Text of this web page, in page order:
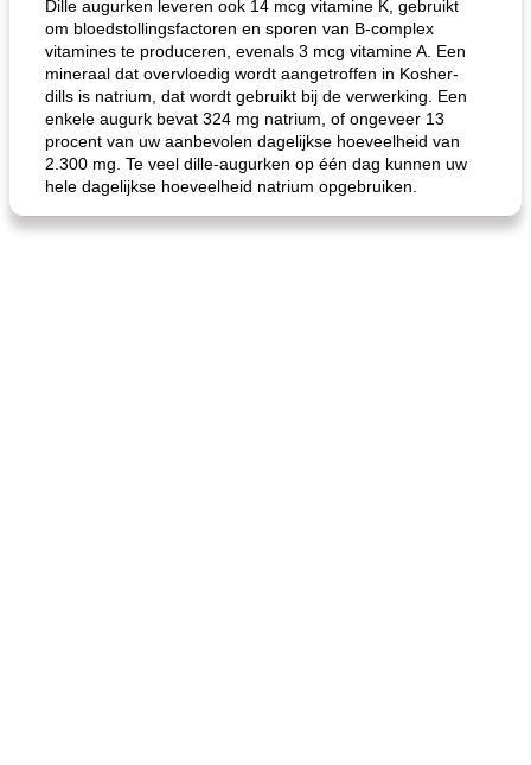
gemakkelijke rijst en hamburger een gerecht diner
Dille augurken leveren ook 14 mcg vitamine K, gebruikt
om bloedstollingsfactoren en sporen van B-complex
vitamines te produceren, evenals 3 mcg vitamine A. Een
mineraal dat overvloedig wordt aangetroffen in Kosher-
dills is natrium, dat wordt gebruikt bij de verwerking. Een
enkele augurk bevat 324 mg natrium, of ongeveer 13
procent van uw aanbevolen dagelijkse hoeveelheid van
2.300 mg. Te veel dille-augurken op één dag kunnen uw
hele dagelijkse hoeveelheid natrium opgebruiken.